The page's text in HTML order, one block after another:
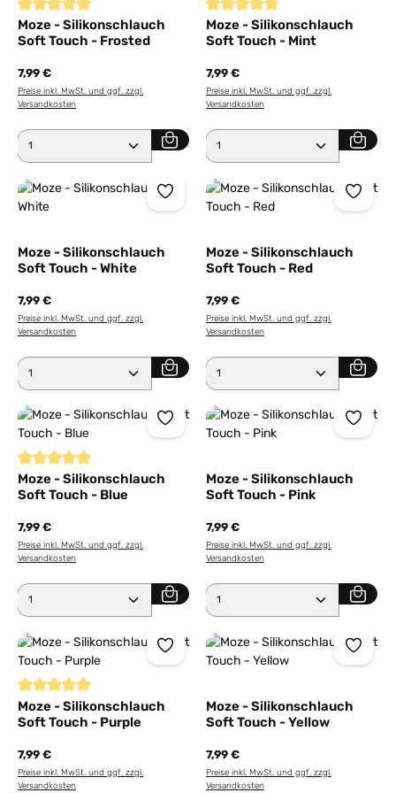
Durchschnittliche Bewertung von 5 von 5 Sternen
Moze - Silikonschlauch
Soft Touch - Frosted
7,99 €
Preise inkl. MwSt. und ggf. zzgl.
Versandkosten
Produkt Anzahl: Gib den gewünschten Wert ein
Durchschnittliche Bewertung
Moze - Silikonschlauch
Soft Touch - Mint
7,99 €
Preise inkl. MwSt. und ggf. zzgl.
Versandkosten
Produkt Anzahl: Gib den
Moze - Silikonschlauch
Soft Touch - White
7,99 €
Preise inkl. MwSt. und ggf. zzgl.
Versandkosten
Produkt Anzahl: Gib den gewünschten Wert ein
Moze - Silikonschlauch
Soft Touch - Red
7,99 €
Preise inkl. MwSt. und ggf. zzgl.
Versandkosten
Produkt Anzahl: Gib den
Durchschnittliche Bewertung von 5 von 5 Sternen
Moze - Silikonschlauch
Soft Touch - Blue
7,99 €
Preise inkl. MwSt. und ggf. zzgl.
Versandkosten
Produkt Anzahl: Gib den gewünschten Wert ein
Moze - Silikonschlauch
Soft Touch - Pink
7,99 €
Preise inkl. MwSt. und ggf. zzgl.
Versandkosten
Produkt Anzahl: Gib den
Durchschnittliche Bewertung von 5 von 5 Sternen
Moze - Silikonschlauch
Soft Touch - Purple
7,99 €
Preise inkl. MwSt. und ggf. zzgl.
Versandkosten
Moze - Silikonschlauch
Soft Touch - Yellow
7,99 €
Preise inkl. MwSt. und ggf. zzgl.
Versandkosten